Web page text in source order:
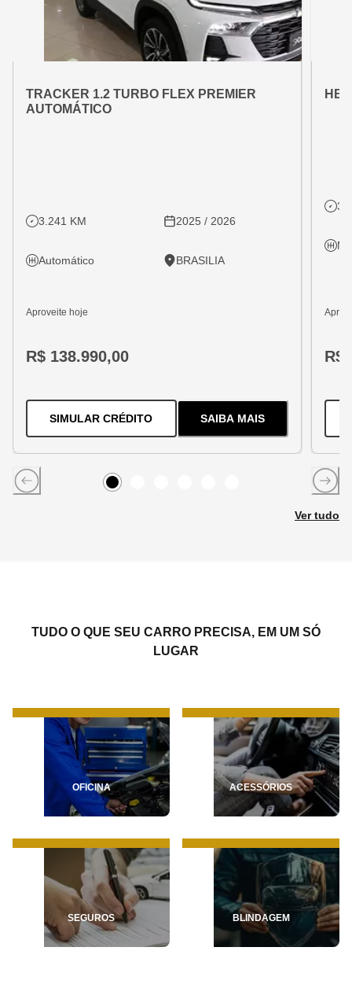
VARIANT:
TRACKER 1.2 TURBO FLEX PREMIER
AUTOMÁTICO
3.241 KM 2025 / 2026
Automático BRASILIA
Aproveite hoje
R$ 138.990,00
SIMULAR CRÉDITOPARA O TRACKER 1.2 TURBO FLEX
SAIBA MAIS
SOBRE
R$
Ver tudo
TUDO O QUE SEU CARRO PRECISA, EM UM SÓ
LUGAR
OFICINA ACESSÓRIOS
SEGUROS BLINDAGEM